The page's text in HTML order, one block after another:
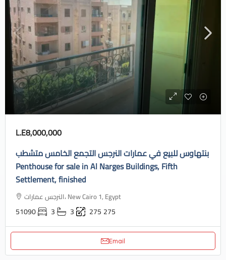
L.E8,000,000
بنتهاوس للبيع في عمارات النرجس التجمع الخامس متشطب
Penthouse for sale in Al Narges Buildings, Fifth
Settlement, finished
النرجس عمارات، New Cairo 1, Egypt
51090 3 3 275 275
Email